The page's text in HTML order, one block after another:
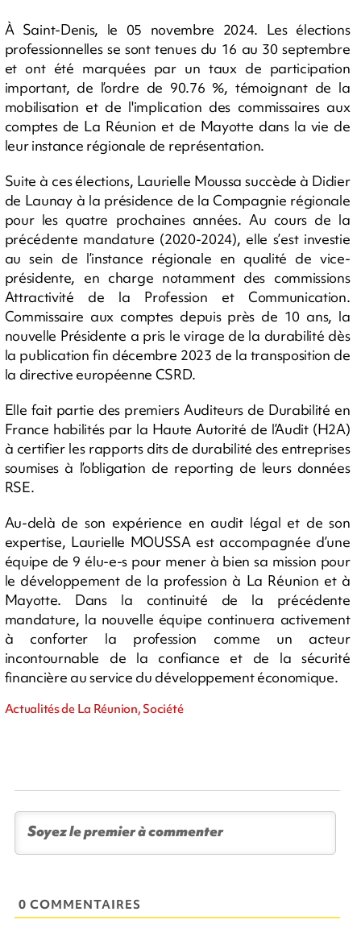
À Saint-Denis, le 05 novembre 2024. Les élections
professionnelles se sont tenues du 16 au 30 septembre
et ont été marquées par un taux de participation
important, de l’ordre de 90.76 %, témoignant de la
mobilisation et de l'implication des commissaires aux
comptes de La Réunion et de Mayotte dans la vie de
leur instance régionale de représentation.
Suite à ces élections, Laurielle Moussa succède à Didier
de Launay à la présidence de la Compagnie régionale
pour les quatre prochaines années. Au cours de la
précédente mandature (2020-2024), elle s’est investie
au sein de l’instance régionale en qualité de vice-
présidente, en charge notamment des commissions
Attractivité de la Profession et Communication.
Commissaire aux comptes depuis près de 10 ans, la
nouvelle Présidente a pris le virage de la durabilité dès
la publication fin décembre 2023 de la transposition de
la directive européenne CSRD.
Elle fait partie des premiers Auditeurs de Durabilité en
France habilités par la Haute Autorité de l’Audit (H2A)
à certifier les rapports dits de durabilité des entreprises
soumises à l’obligation de reporting de leurs données
RSE.
Au-delà de son expérience en audit légal et de son
expertise, Laurielle MOUSSA est accompagnée d’une
équipe de 9 élu-e-s pour mener à bien sa mission pour
le développement de la profession à La Réunion et à
Mayotte. Dans la continuité de la précédente
mandature, la nouvelle équipe continuera activement
à conforter la profession comme un acteur
incontournable de la confiance et de la sécurité
financière au service du développement économique.
Actualités de La Réunion, Société
0 COMMENTAIRES